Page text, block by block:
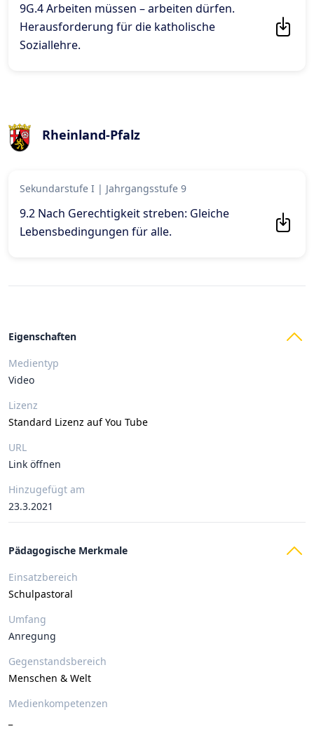
9G.4 Arbeiten müssen – arbeiten dürfen.
Herausforderung für die katholische
Soziallehre.
Rheinland-Pfalz
Sekundarstufe I | Jahrgangsstufe 9
9.2 Nach Gerechtigkeit streben: Gleiche
Lebensbedingungen für alle.
Eigenschaften
Medientyp
Video
Lizenz
Standard Lizenz auf You Tube
URL
Link öffnen
Hinzugefügt am
23.3.2021
Pädagogische Merkmale
Einsatzbereich
Schulpastoral
Umfang
Anregung
Gegenstandsbereich
Menschen & Welt
Medienkompetenzen